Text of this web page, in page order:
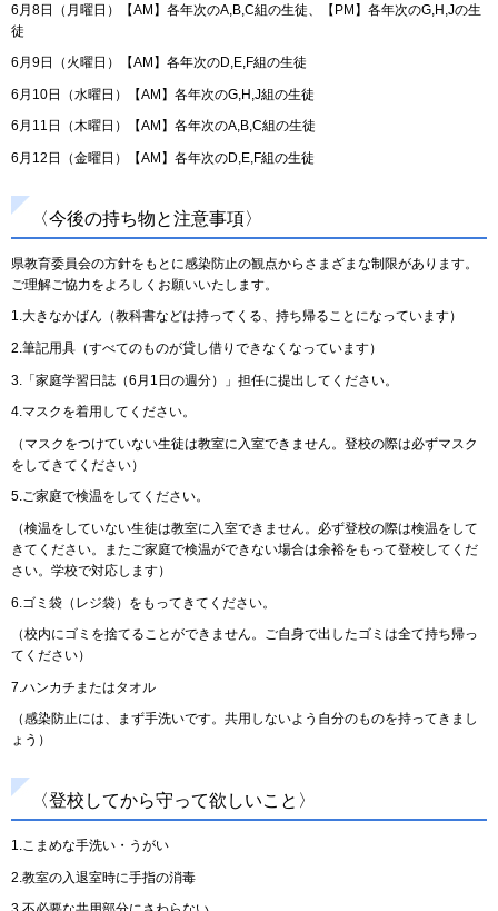
6月8日（月曜日）【AM】各年次のA,B,C組の生徒、【PM】各年次のG,H,Jの生
徒
6月9日（火曜日）【AM】各年次のD,E,F組の生徒
6月10日（水曜日）【AM】各年次のG,H,J組の生徒
6月11日（木曜日）【AM】各年次のA,B,C組の生徒
6月12日（金曜日）【AM】各年次のD,E,F組の生徒
〈今後の持ち物と注意事項〉
県教育委員会の方針をもとに感染防止の観点からさまざまな制限があります。
ご理解ご協力をよろしくお願いいたします。
1.大きなかばん（教科書などは持ってくる、持ち帰ることになっています）
2.筆記用具（すべてのものが貸し借りできなくなっています）
3.「家庭学習日誌（6月1日の週分）」担任に提出してください。
4.マスクを着用してください。
（マスクをつけていない生徒は教室に入室できません。登校の際は必ずマスク
をしてきてください）
5.ご家庭で検温をしてください。
（検温をしていない生徒は教室に入室できません。必ず登校の際は検温をして
きてください。またご家庭で検温ができない場合は余裕をもって登校してくだ
さい。学校で対応します）
6.ゴミ袋（レジ袋）をもってきてください。
（校内にゴミを捨てることができません。ご自身で出したゴミは全て持ち帰っ
てください）
7.ハンカチまたはタオル
（感染防止には、まず手洗いです。共用しないよう自分のものを持ってきまし
ょう）
〈登校してから守って欲しいこと〉
1.こまめな手洗い・うがい
2.教室の入退室時に手指の消毒